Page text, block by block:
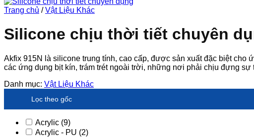
Trang chủ / Vật Liệu Khác
Silicone chịu thời tiết chuyên
Akfix 915N là silicone trung tính, cao cấp, được sản xuất đặc biệt
các ứng dụng bịt kín, trám trét ngoài trời, những nơi phải chịu đựng sự
Danh mục: Vật Liệu Khác
Lọc theo gốc
Acrylic (9)
Acrylic - PU (2)